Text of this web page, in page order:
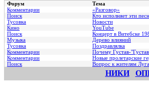
Форум
Тема
Комментарии
«Разговор»
Поиск
Кто исполняет эти
Тусовка
Новости
Кино
YouTube
Поиск
Концерт в Витебске
Музыка
Дерево влияний
Тусовка
Поздравлялка
Комментарии
Почему Густав-
Комментарии
Hовые пролетарские
Поиск
Вопрос к жителям
НИКИ